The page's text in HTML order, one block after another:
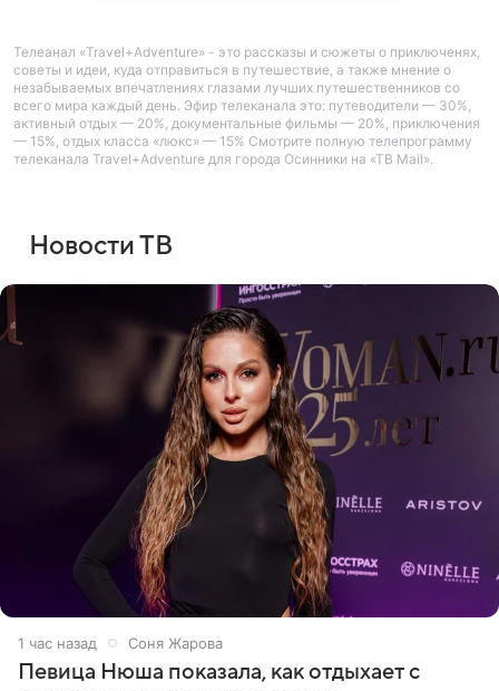
Телеанал «Travel+Adventure» - это рассказы и сюжеты о приключенях,
советы и идеи, куда отправиться в путешествие, а также мнение о
незабываемых впечатлениях глазами лучших путешественников со
всего мира каждый день. Эфир телеканала это: путеводители — 30%,
активный отдых — 20%, документальные фильмы — 20%, приключения
— 15%, отдых класса «люкс» — 15% Смотрите полную телепрограмму
телеканала Travel+Adventure для города Осинники на «ТВ Mail».
Новости ТВ
1 час назад Соня Жарова
Певица Нюша показала, как отдыхает с